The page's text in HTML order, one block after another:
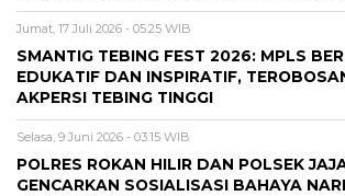
Jumat, 17 Juli 2026 - 05:25 WIB
SMANTIG TEBING FEST 2026: MPLS
EDUKATIF DAN INSPIRATIF,
AKPERSI TEBING TINGGI
Selasa, 9 Juni 2026 - 03:15 WIB
POLRES ROKAN HILIR DAN POLSEK
GENCARKAN SOSIALISASI BAHAYA